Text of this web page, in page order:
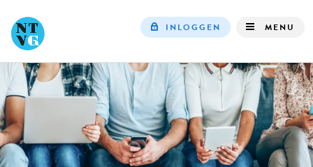
navigation
INLOGGEN MENU